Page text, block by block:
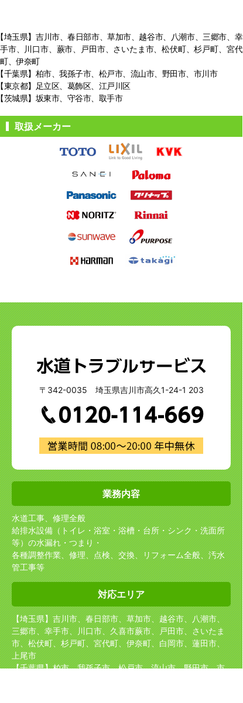
埼玉県】吉川市、春日部市、草加市、越谷市、八潮市、三郷市、幸
手市、
川口市、蕨市、戸田市、さいたま市、松伏町、杉戸町、宮代
町、伊奈町
千葉県】柏市、我孫子市、松戸市、 流山市、野田市、市川市
東京都】足立区、葛飾区、江戸川区
茨城県】坂東市、守谷市、取手市
取扱メーカー
〒342-0035 埼玉県吉川市高久1-24-1 203
業務内容
水道工事、修理全般
給排水設備（トイレ・浴室・浴槽・台所・シンク・洗面所
等）の水漏れ・つまり・
各種調整作業、修理、点検、交換、リフォーム全般、汚水
管工事等
対応エリア
【埼玉県】吉川市、春日部市、草加市、越谷市、八潮市、
三郷市、幸手市、川口市、久喜市蕨市、戸田市、さいたま
市、松伏町、杉戸町、宮代町、伊奈町、白岡市、蓮田市、
上尾市
【千葉県】柏市、我孫子市、松戸市、流山市、野田市、市